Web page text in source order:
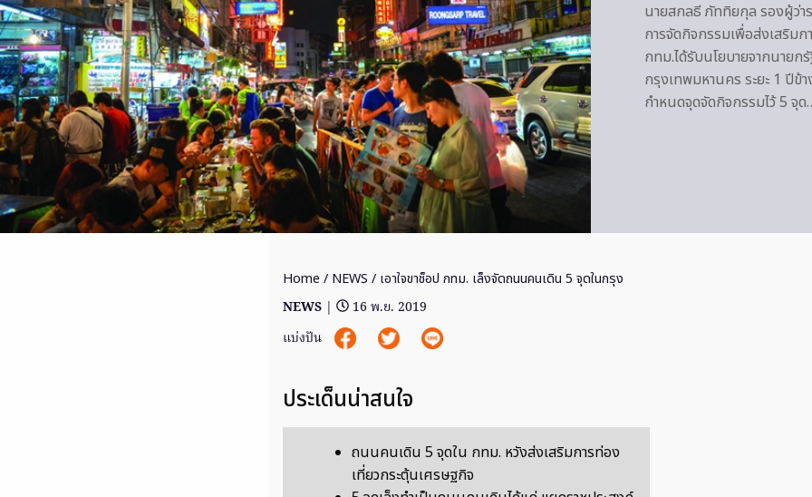
นายสกลธี ภัททิยกุล รองผู้ว่า
การจัดกิจกรรมเพื่อส่งเสริม
กทม.ได้รับนโยบายจากนายก
กรุงเทพมหานคร ระยะ 1 ปีข้
กำหนดจุดจัดกิจกรรมไว้ 5 จุ
Home / NEWS / เอาใจขาช็อป กทม. เล็งจัดถนนคนเดิน 5 จุดในกรุง
NEWS |
16 พ.ย. 2019
แบ่งปัน
ประเด็นน่าสนใจ
ถนนคนเดิน 5 จุดใน กทม. หวังส่งเสริมการท่อง
เที่ยวกระตุ้นเศรษฐกิจ